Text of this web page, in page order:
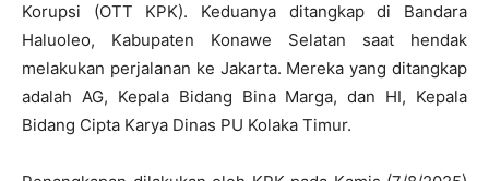
Korupsi (OTT KPK). Keduanya ditangkap di Bandara
Haluoleo, Kabupaten Konawe Selatan saat hendak
melakukan perjalanan ke Jakarta. Mereka yang ditangkap
adalah AG, Kepala Bidang Bina Marga, dan HI, Kepala
Bidang Cipta Karya Dinas PU Kolaka Timur.